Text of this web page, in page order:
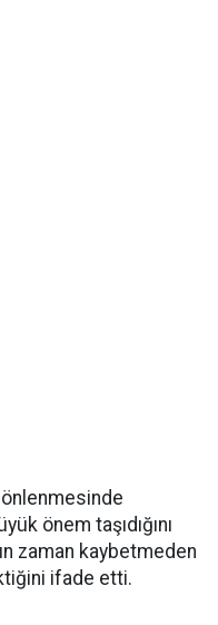
önlenmesinde
önem taşıdığını
zaman kaybetmeden
ifade etti.